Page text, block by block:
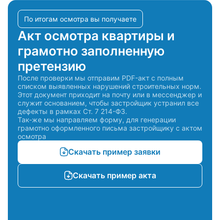
конструкций, проверка разметки под перегородки и
инженерные системы. Ошибки на этом этапе — самые
дорогостоящие в исправлении.
Черновые работы
Стяжка пола (толщина, ровность, состав смеси, влажность
перед укладкой финишного покрытия), штукатурка стен и
потолков (ровность, адгезия, отсутствие пустот),
возведение перегородок из газобетона, кирпича или
гипсокартона.
Инженерные коммуникации
Это самый критичный этап с точки зрения безопасности.
Инспектор проверяет электромонтаж на соответствие ПУЭ
и СП 256.1325800.2016, сантехническую разводку — на
герметичность и соответствие СП 30.13330.2016,
вентиляцию — анемометром. Все скрытые работы
принимаются с составлением актов освидетельствования
(АОСР) до того, как они будут закрыты стяжкой или
штукатуркой.
По итогам осмотра вы получаете
Акт осмотра квартиры и
грамотно заполненную
претензию
После проверки мы отправим PDF-акт с полным
списком выявленных нарушений строительных норм.
Этот документ приходит на почту или в мессенджер и
служит основанием, чтобы застройщик устранил все
дефекты в рамках Ст. 7 214-ФЗ.
Так-же мы направляем форму, для генерации
грамотно оформленного письма застройщику с актом
осмотра
Скачать пример заявки
Скачать пример акта